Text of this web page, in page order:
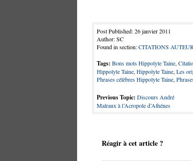
Post Published: 26 janvier 2011
Author: SC
Found in section:CITATIONS
Tags: Bons mots Hippolyte Taine,
Hippolyte Taine, Hippolyte Taine, Les
Phrases célèbres Hippolyte Taine,
Previous Topic: Discours André
Malraux à l’Acropole d’Athénes
Réagir à cet article ?